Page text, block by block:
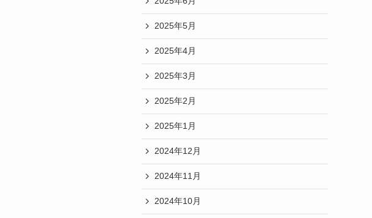
2025年5月
2025年4月
2025年3月
2025年2月
2025年1月
2024年12月
2024年11月
2024年10月